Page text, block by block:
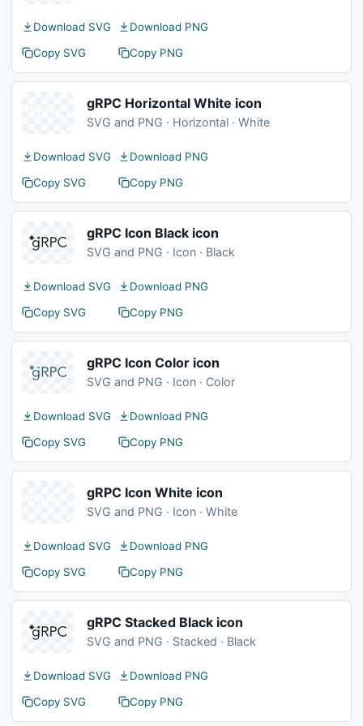
Download SVG
Download PNG
Copy SVG
Copy PNG
gRPC Horizontal White icon
SVG and PNG · Horizontal · White
Download SVG
Download PNG
Copy SVG
Copy PNG
gRPC Icon Black icon
SVG and PNG · Icon · Black
Download SVG
Download PNG
Copy SVG
Copy PNG
gRPC Icon Color icon
SVG and PNG · Icon · Color
Download SVG
Download PNG
Copy SVG
Copy PNG
gRPC Icon White icon
SVG and PNG · Icon · White
Download SVG
Download PNG
Copy SVG
Copy PNG
gRPC Stacked Black icon
SVG and PNG · Stacked · Black
Download SVG
Download PNG
Copy SVG
Copy PNG